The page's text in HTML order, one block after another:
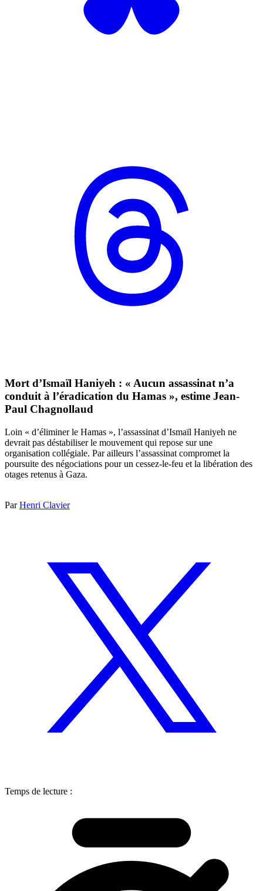
Mort d’Ismaïl Haniyeh : « Aucun assassinat n’a
conduit à l’éradication du Hamas », estime Jean-
Paul Chagnollaud
Loin « d’éliminer le Hamas », l’assassinat d’Ismaïl Haniyeh ne
devrait pas déstabiliser le mouvement qui repose sur une
organisation collégiale. Par ailleurs l’assassinat compromet la
poursuite des négociations pour un cessez-le-feu et la libération des
otages retenus à Gaza.
ParHenri Clavier
Temps de lecture :